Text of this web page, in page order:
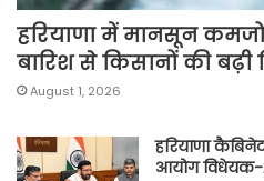
हरियाणा में मानसून
बारिश से किसानों की बढ़ी
August 1, 2026
हरियाणा
आयोग विधेयक-